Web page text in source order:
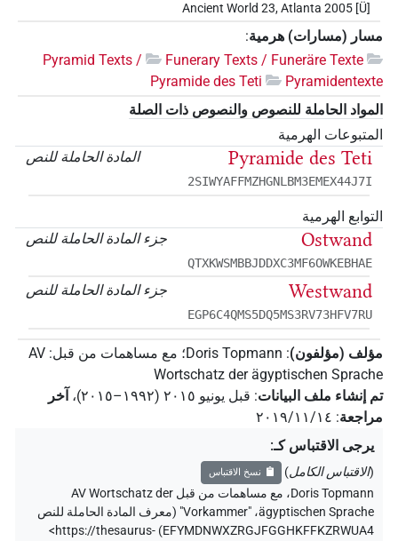
Ancient World 23, Atlanta 2005 [Ü]
مسار (مسارات) هرمية:
Funerary Texts / Funeräre Texte
Pyramid Texts /
Pyramidentexte
Pyramide des Teti
المواد الحاملة للنصوص والنصوص ذات الصلة
المتبوعات الهرمية
المادة الحاملة للنص
Pyramide des Teti
2SIWYAFFMZHGNLBM3EMEX44J7I
التوابع الهرمية
جزء المادة الحاملة للنص
Ostwand
QTXKWSMBBJDDXC3MF6OWKEBHAE
جزء المادة الحاملة للنص Westwand
EGP6C4QMS5DQ5MS3RV73HFV7RU
مؤلف (مؤلفون):
Doris Topmann؛ مع مساهمات من قبل:
AV
Wortschatz der ägyptischen Sprache
تم إنشاء ملف البيانات: قبل يونيو ۲۰۱٥ (۱۹۹۲–۲۰۱٥) ، آخر
مراجعة: ٢٠١٩/١١/١٤
يرجى الاقتباس كـ:
(الاقتباس الكامل) نسخ الاقتباس
Doris Topmann، مع مساهمات من قبل AV Wortschatz der
ägyptischen Sprache، "Vorkammer" (
معرف المادة الحاملة للنص
EFYMDNWXZRGJFGGHKFFKZRWUA4
)
<https://thesaurus-